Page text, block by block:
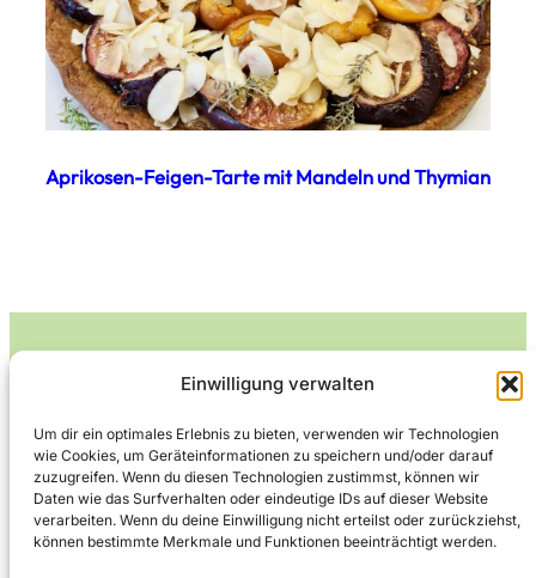
Einwilligung verwalten
Um dir ein optimales Erlebnis zu bieten, verwenden wir Technologien
wie Cookies, um Geräteinformationen zu speichern und/oder darauf
zuzugreifen. Wenn du diesen Technologien zustimmst, können wir
Daten wie das Surfverhalten oder eindeutige IDs auf dieser Website
verarbeiten. Wenn du deine Einwilligung nicht erteilst oder zurückziehst,
können bestimmte Merkmale und Funktionen beeinträchtigt werden.
Aprikosen-Feigen-Tarte mit Mandeln und Thymian
Leckerlife
Lecker essen – gesund leben.